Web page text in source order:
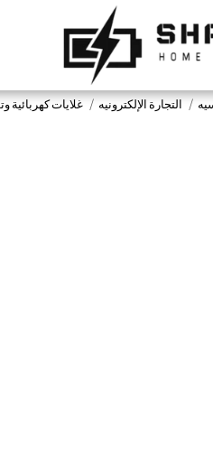
التجارة الإلكترونيه غلايات كهربائية